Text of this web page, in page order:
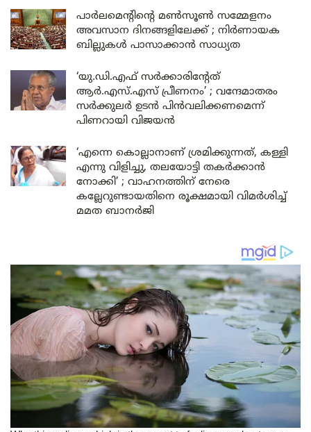
പാർലമെന്റിന്റെ മൺസൂൺ സമ്മേളനം
അവസാന ദിനങ്ങളിലേക്ക് ; നിർണായക
ബില്ലുകൾ പാസാക്കാൻ സാധ്യത
‘യു.ഡി.എഫ് സർക്കാരിന്റേത്
ആർ.എസ്.എസ് പ്രീണനം’ ; വന്ദേമാതരം
സർക്കുലർ ഉടൻ പിൻവലിക്കണമെന്ന്
പിണറായി വിജയൻ
‘എന്നെ കൊല്ലാനാണ് ശ്രമിക്കുന്നത്, കള്ളി
എന്നു വിളിച്ചു, തലയോട്ടി തകർക്കാൻ
നോക്കി’ ; വാഹനത്തിന് നേരെ
കല്ലേറുണ്ടായതിനെ രൂക്ഷമായി വിമർശിച്ച്
മമത ബാനർജി